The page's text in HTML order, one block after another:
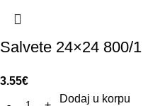
Salvete 24×24 800/1
3.55€
Dodaj u korpu